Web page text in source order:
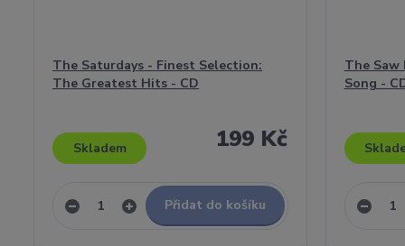
The Saturdays - Finest Selection:
The Greatest Hits - CD
199 Kč
Skladem
Přidat do košíku
The Saw
Song -